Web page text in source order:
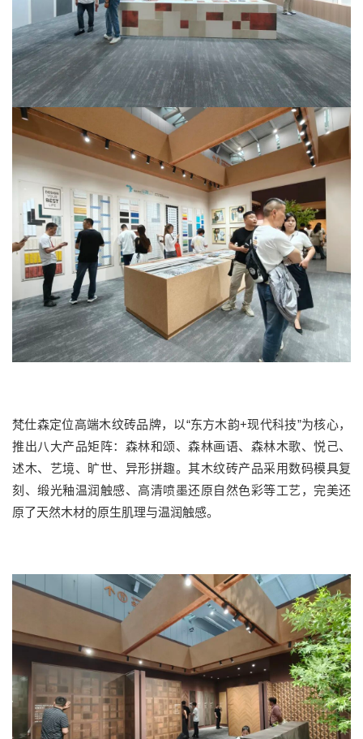
梵仕森定位高端木纹砖品牌，以“东方木韵+现代科技”为核心，
推出八大产品矩阵： 森林和颂、森林画语、森林木歌、悦己、
述木、艺境、旷世、异形拼趣。其木纹砖产品采用数码模具复
刻、缎光釉温润触感、高清喷墨还原自然色彩等工艺，完美还
原了天然木材的原生肌理与温润触感。